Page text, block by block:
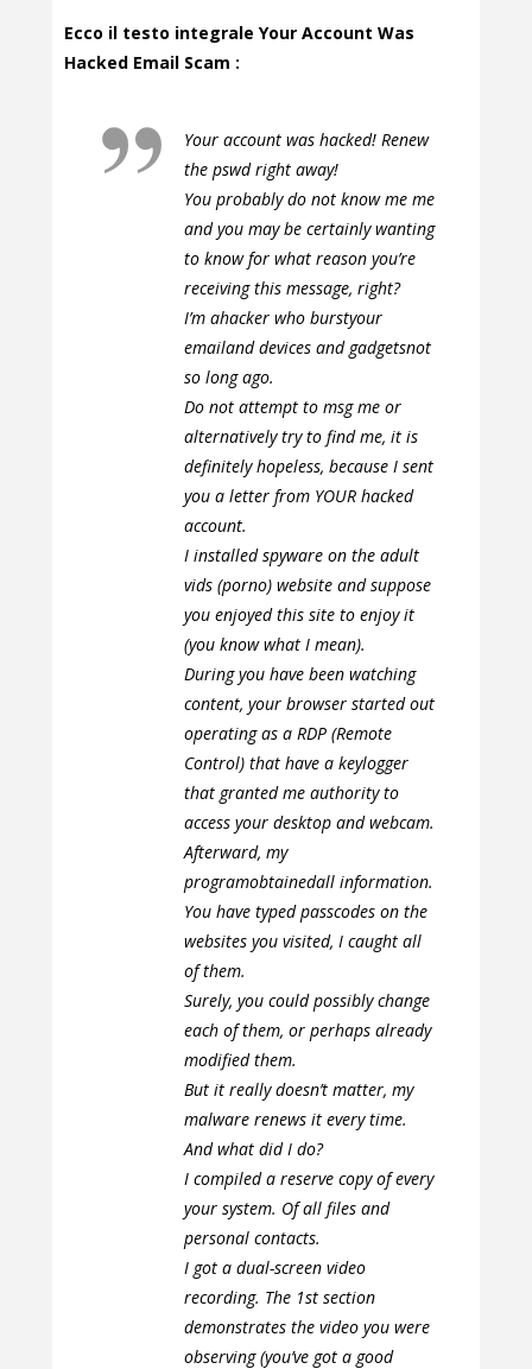
Ecco il testo integrale Your Account Was
Hacked Email Scam :
Your account was hacked! Renew
the pswd right away!
You probably do not know me me
and you may be certainly wanting
to know for what reason you’re
receiving this message, right?
I’m ahacker who burstyour
emailand devices and gadgetsnot
so long ago.
Do not attempt to msg me or
alternatively try to find me, it is
definitely hopeless, because I sent
you a letter from YOUR hacked
account.
I installed spyware on the adult
vids (porno) website and suppose
you enjoyed this site to enjoy it
(you know what I mean).
During you have been watching
content, your browser started out
operating as a RDP (Remote
Control) that have a keylogger
that granted me authority to
access your desktop and webcam.
Afterward, my
programobtainedall information.
You have typed passcodes on the
websites you visited, I caught all
of them.
Surely, you could possibly change
each of them, or perhaps already
modified them.
But it really doesn’t matter, my
malware renews it every time.
And what did I do?
I compiled a reserve copy of every
your system. Of all files and
personal contacts.
I got a dual-screen video
recording. The 1st section
demonstrates the video you were
observing (you’ve got a good